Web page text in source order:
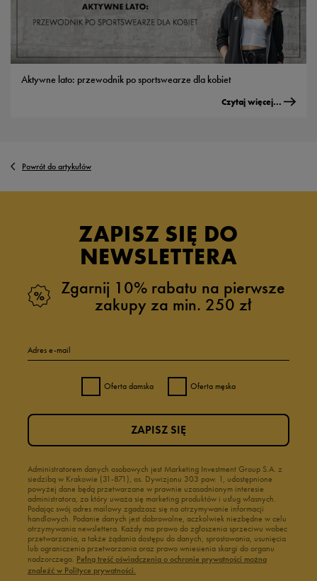
Aktywne lato: przewodnik po sportswearze dla kobiet
Czytaj więcej...
Powrót do artykułów
ZAPISZ SIĘ DO
NEWSLETTERA
Zgarnij 10% rabatu na pierwsze
zakupy za min. 250 zł
Adres e-mail
Oferta damska Oferta męska
Administratorem danych osobowych jest Marketing Investment Group S.A. z
siedzibą w Krakowie (31-871), os. Dywizjonu 303 paw. 1, udostępnione
powyżej dane będą przetwarzane w prawnie uzasadnionym interesie
administratora, za który uważa się marketing produktów i usług własnych.
Podając swój adres mailowy zgadzasz się na otrzymywanie informacji
handlowych. Podanie danych jest dobrowolne, aczkolwiek niezbędne w celu
otrzymywania newslettera. Każdy ma prawo do zgłoszenia sprzeciwu wobec
przetwarzania, a także żądania dostępu do danych, sprostowania, usunięcia
lub ograniczenia przetwarzania oraz prawo wniesienia skargi do organu
nadzorczego. Pełną treść oświadczenia o ochronie prywatności można
znaleźć w Polityce prywatności.
ZAPISZ SIĘ